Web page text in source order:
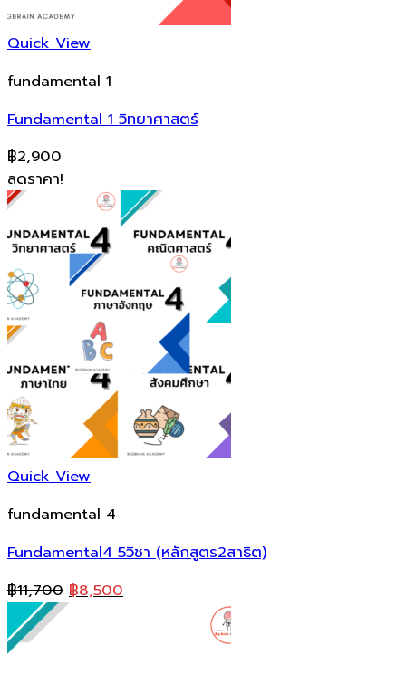
Quick View
fundamental 1
Fundamental 1 วิทยาศาสตร์
฿2,900
ลดราคา!
Quick View
fundamental 4
Fundamental4 5วิชา (หลักสูตร2สาธิต)
฿11,700 Original
฿8,500